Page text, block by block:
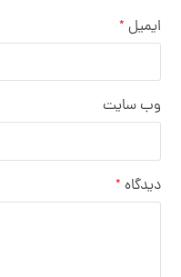
ایمیل *
وب‌ سایت
دیدگاه *